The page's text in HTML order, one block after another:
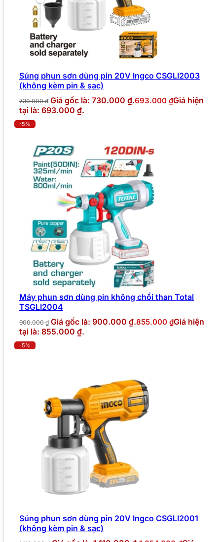
Súng phun sơn dùng pin 20V Ingco CSGLI2003
(không kèm pin & sạc)
730.000₫ Giá gốc là: 730.000 ₫.693.000 ₫Giá hiện
tại là: 693.000 ₫.
-5%
Máy phun sơn dùng pin không chổi than Total
TSGLI2004
900.000₫ Giá gốc là: 900.000 ₫.855.000 ₫Giá hiện
tại là: 855.000 ₫.
-5%
Súng phun sơn dùng pin 20V Ingco CSGLI2001
(không kèm pin & sạc)